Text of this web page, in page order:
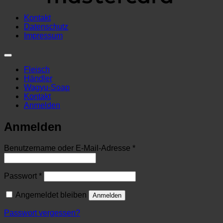
Kontakt
Datenschutz
Impressum
Fleisch
Händler
Wagyu-Soap
Kontakt
Anmelden
Anmelden
Benutzername oder E-Mail-Adresse *Erforderlich
Passwort *Erforderlich
Angemeldet bleiben Anmelden
Passwort vergessen?